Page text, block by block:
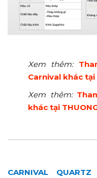
Xem thêm:
Carnival khác tại
Xem thêm:
khác tại
CARNIVAL